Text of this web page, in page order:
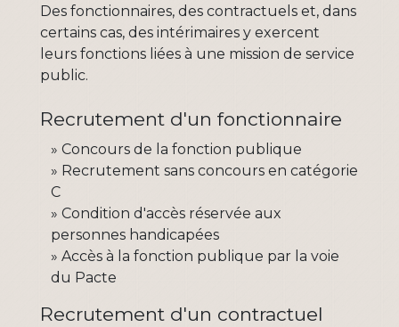
Des fonctionnaires, des contractuels et, dans
certains cas, des intérimaires y exercent
leurs fonctions liées à une mission de service
public.
Recrutement d'un fonctionnaire
Concours de la fonction publique
Recrutement sans concours en catégorie
C
Condition d'accès réservée aux
personnes handicapées
Accès à la fonction publique par la voie
du Pacte
Recrutement d'un contractuel